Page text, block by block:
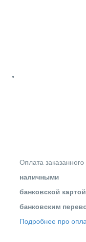
Оплата
наличными
банковской картой
банковским
Подробнее про